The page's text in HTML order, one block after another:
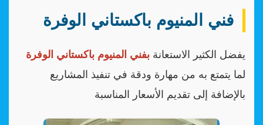
فني المنيوم باكستاني الوفرة
يفضل الكثير الاستعانة بفني المنيوم باكستاني الوفرة
لما يتمتع به من مهارة ودقة في تنفيذ المشاريع
بالإضافة إلى تقديم الأسعار المناسبة